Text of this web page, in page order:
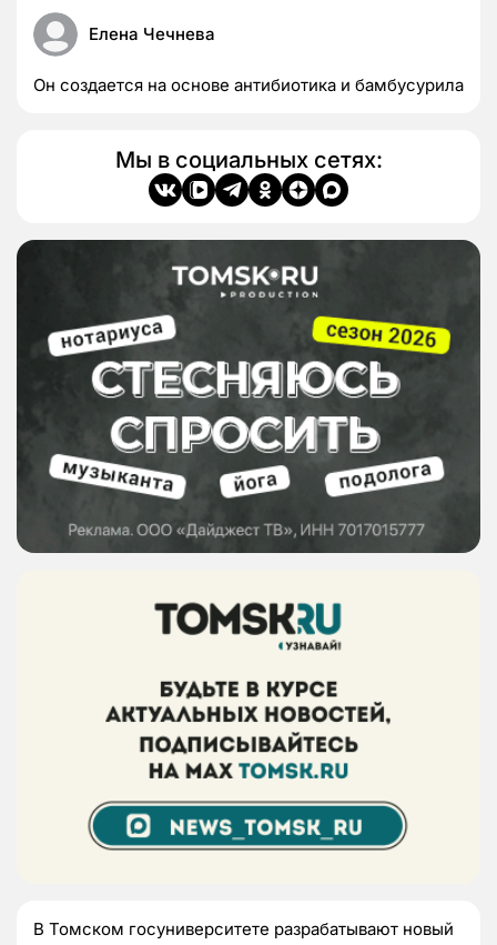
Елена Чечнева
Он создается на основе антибиотика и бамбусурила
Мы в социальных сетях:
В Томском госуниверситете разрабатывают новый